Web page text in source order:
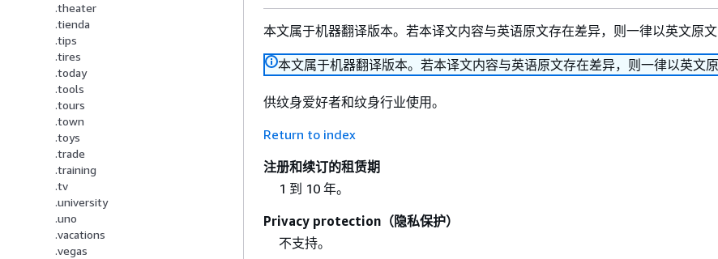
.theater
.tienda
.tips
.tires
.today
.tools
.tours
.town
.toys
.trade
.training
.tv
.university
.uno
.vacations
.vegas
本文属于机器翻译版本。若本译文内容与英语原文存在差异，则一律以英文原文
本文属于机器翻译版本。若本译文内容与英语原文存在差异，则一律以英文原
供纹身爱好者和纹身行业使用。
Return to index
注册和续订的租赁期
1 到 10 年。
Privacy protection（隐私保护）
不支持。